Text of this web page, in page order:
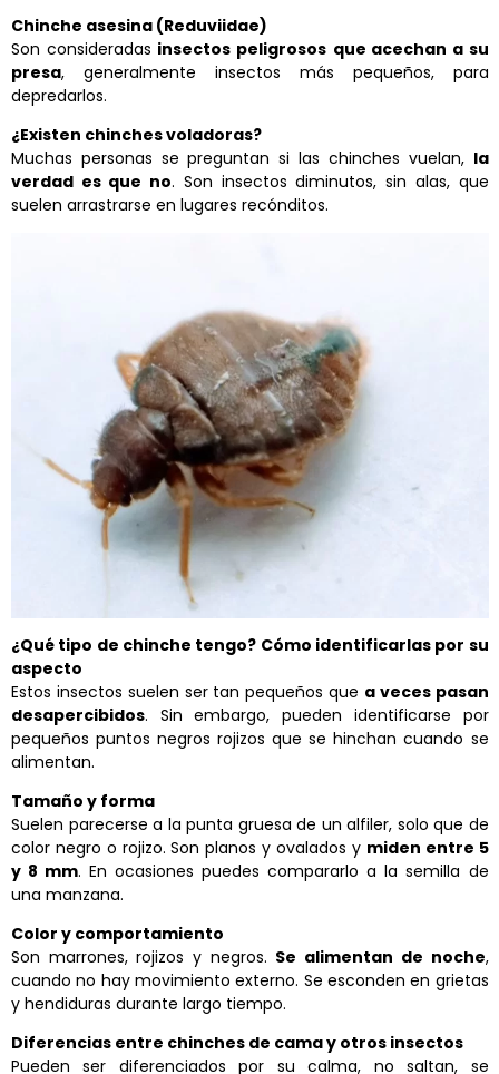
Chinche asesina (Reduviidae)
Son consideradas insectos peligrosos que acechan a su
presa, generalmente insectos más pequeños, para
depredarlos.
¿Existen chinches voladoras?
Muchas personas se preguntan si las chinches vuelan, la
verdad es que no. Son insectos diminutos, sin alas, que
suelen arrastrarse en lugares recónditos.
¿Qué tipo de chinche tengo? Cómo identificarlas por su
aspecto
Estos insectos suelen ser tan pequeños que a veces pasan
desapercibidos. Sin embargo, pueden identificarse por
pequeños puntos negros rojizos que se hinchan cuando se
alimentan.
Tamaño y forma
Suelen parecerse a la punta gruesa de un alfiler, solo que de
color negro o rojizo. Son planos y ovalados y miden entre 5
y 8 mm. En ocasiones puedes compararlo a la semilla de
una manzana.
Color y comportamiento
Son marrones, rojizos y negros. Se alimentan de noche,
cuando no hay movimiento externo. Se esconden en grietas
y hendiduras durante largo tiempo.
Diferencias entre chinches de cama y otros insectos
Pueden ser diferenciados por su calma, no saltan, se